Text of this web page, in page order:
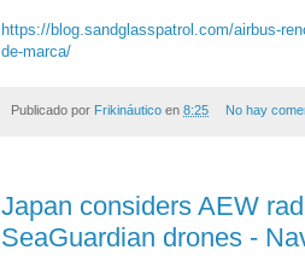
https://blog.sandglasspatrol.com/airbus-
de-marca/
Publicado por Frikináutico en 8:25 No hay
Japan considers AEW
SeaGuardian drones -